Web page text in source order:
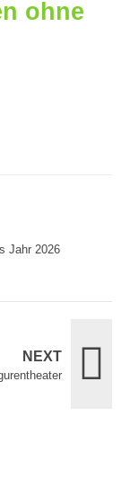
ohne
Jahr 2026
NEXT